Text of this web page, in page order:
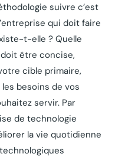
suivre c’est
qui doit faire
t-elle ? Quelle
être concise,
cible primaire,
besoins de vos
servir. Par
de technologie
la vie quotidienne